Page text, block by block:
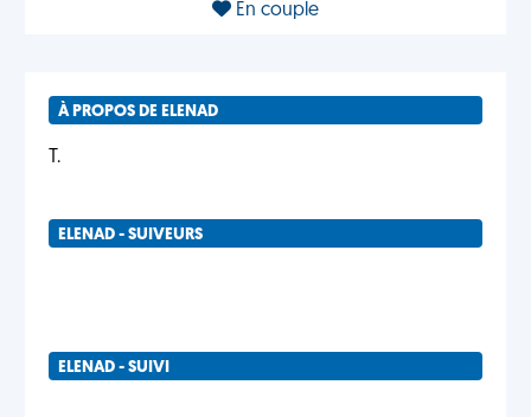
En couple
À PROPOS DE ELENAD
T.
ELENAD - SUIVEURS
ELENAD - SUIVI